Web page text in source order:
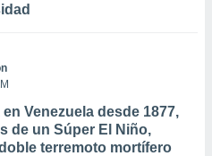
Venezuela desde 1877,
de un Súper El Niño,
terremoto mortífero